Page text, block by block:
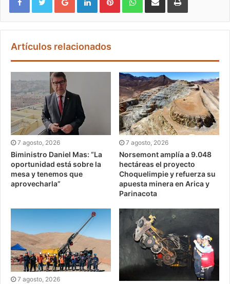
Artículos relacionados
7 agosto, 2026
Biministro Daniel Mas: “La
oportunidad está sobre la
mesa y tenemos que
aprovecharla”
7 agosto, 2026
Norsemont amplía a 9.048
hectáreas el proyecto
Choquelimpie y refuerza su
apuesta minera en Arica y
Parinacota
7 agosto, 2026